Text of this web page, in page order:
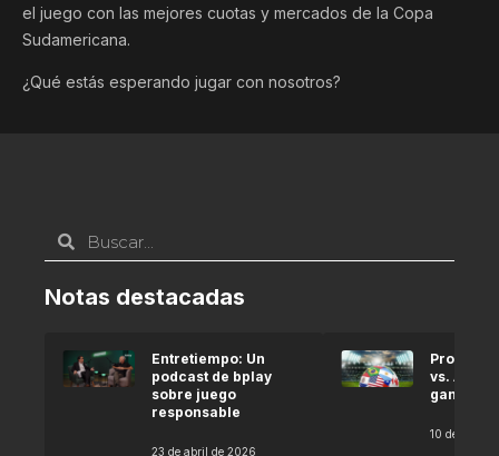
el juego con las mejores cuotas y mercados de la Copa
Sudamericana.
¿Qué estás esperando jugar con nosotros?
Notas destacadas
Entretiempo: Un
podcast de bplay
sobre juego
responsable
23 de abril de 2026
vs.
gana
10 de abril